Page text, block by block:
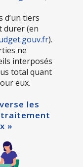
d’un tiers
durer (en
).
ne
interposés
total quant
eux.
les
traitement
»